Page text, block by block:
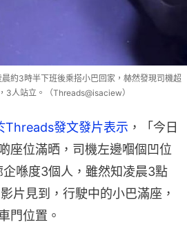
約3時半下班後乘搭小巴回家，赫然發現司機超
3人站立。（Threads@isaciew）
Threads發文發片表示 ，「今日
座位滿晒，司機左邊嗰個凹位
企喺度3個人，雖然知凌晨3點
片見到，行駛中的小巴滿座，
門位置。